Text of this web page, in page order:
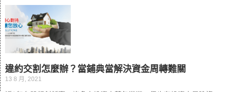
違約交割怎麼辦？當鋪典當解決資金周轉難關
13 8 月, 2021